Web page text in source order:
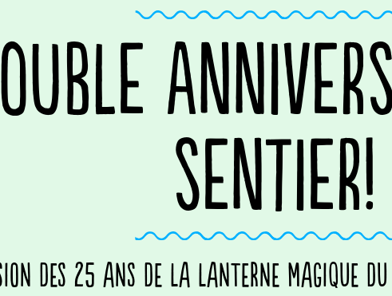
SENTIER!
des 25 ans de La Lanterne Magique